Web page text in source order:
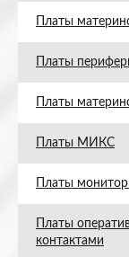
Платы
Платы
Платы
Платы МИКС
Платы
Платы
контактами